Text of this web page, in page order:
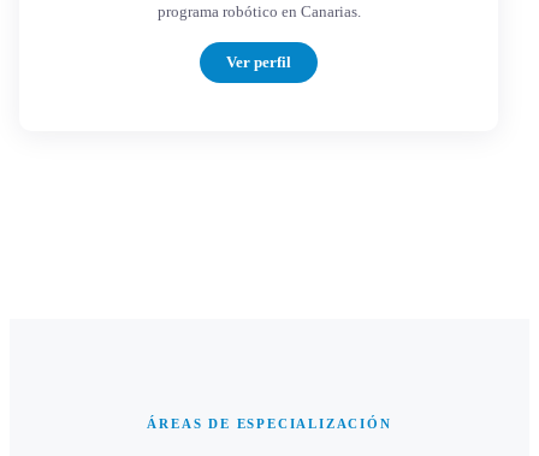
programa robótico en Canarias.
Ver perfil
ÁREAS DE ESPECIALIZACIÓN